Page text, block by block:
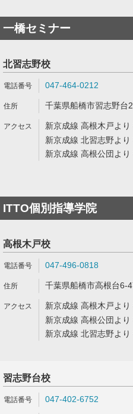
一橋セミナー
北習志野校
047-464-0212
千葉県船橋市習志野台
新京成線 高根木戸よ
新京成線 北習志野よ
新京成線 高根公団よ
ITTO個別指導学院
高根木戸校
047-496-0818
千葉県船橋市高根台6-
新京成線 高根木戸よ
新京成線 高根公団よ
新京成線 北習志野よ
習志野台校
047-402-6752